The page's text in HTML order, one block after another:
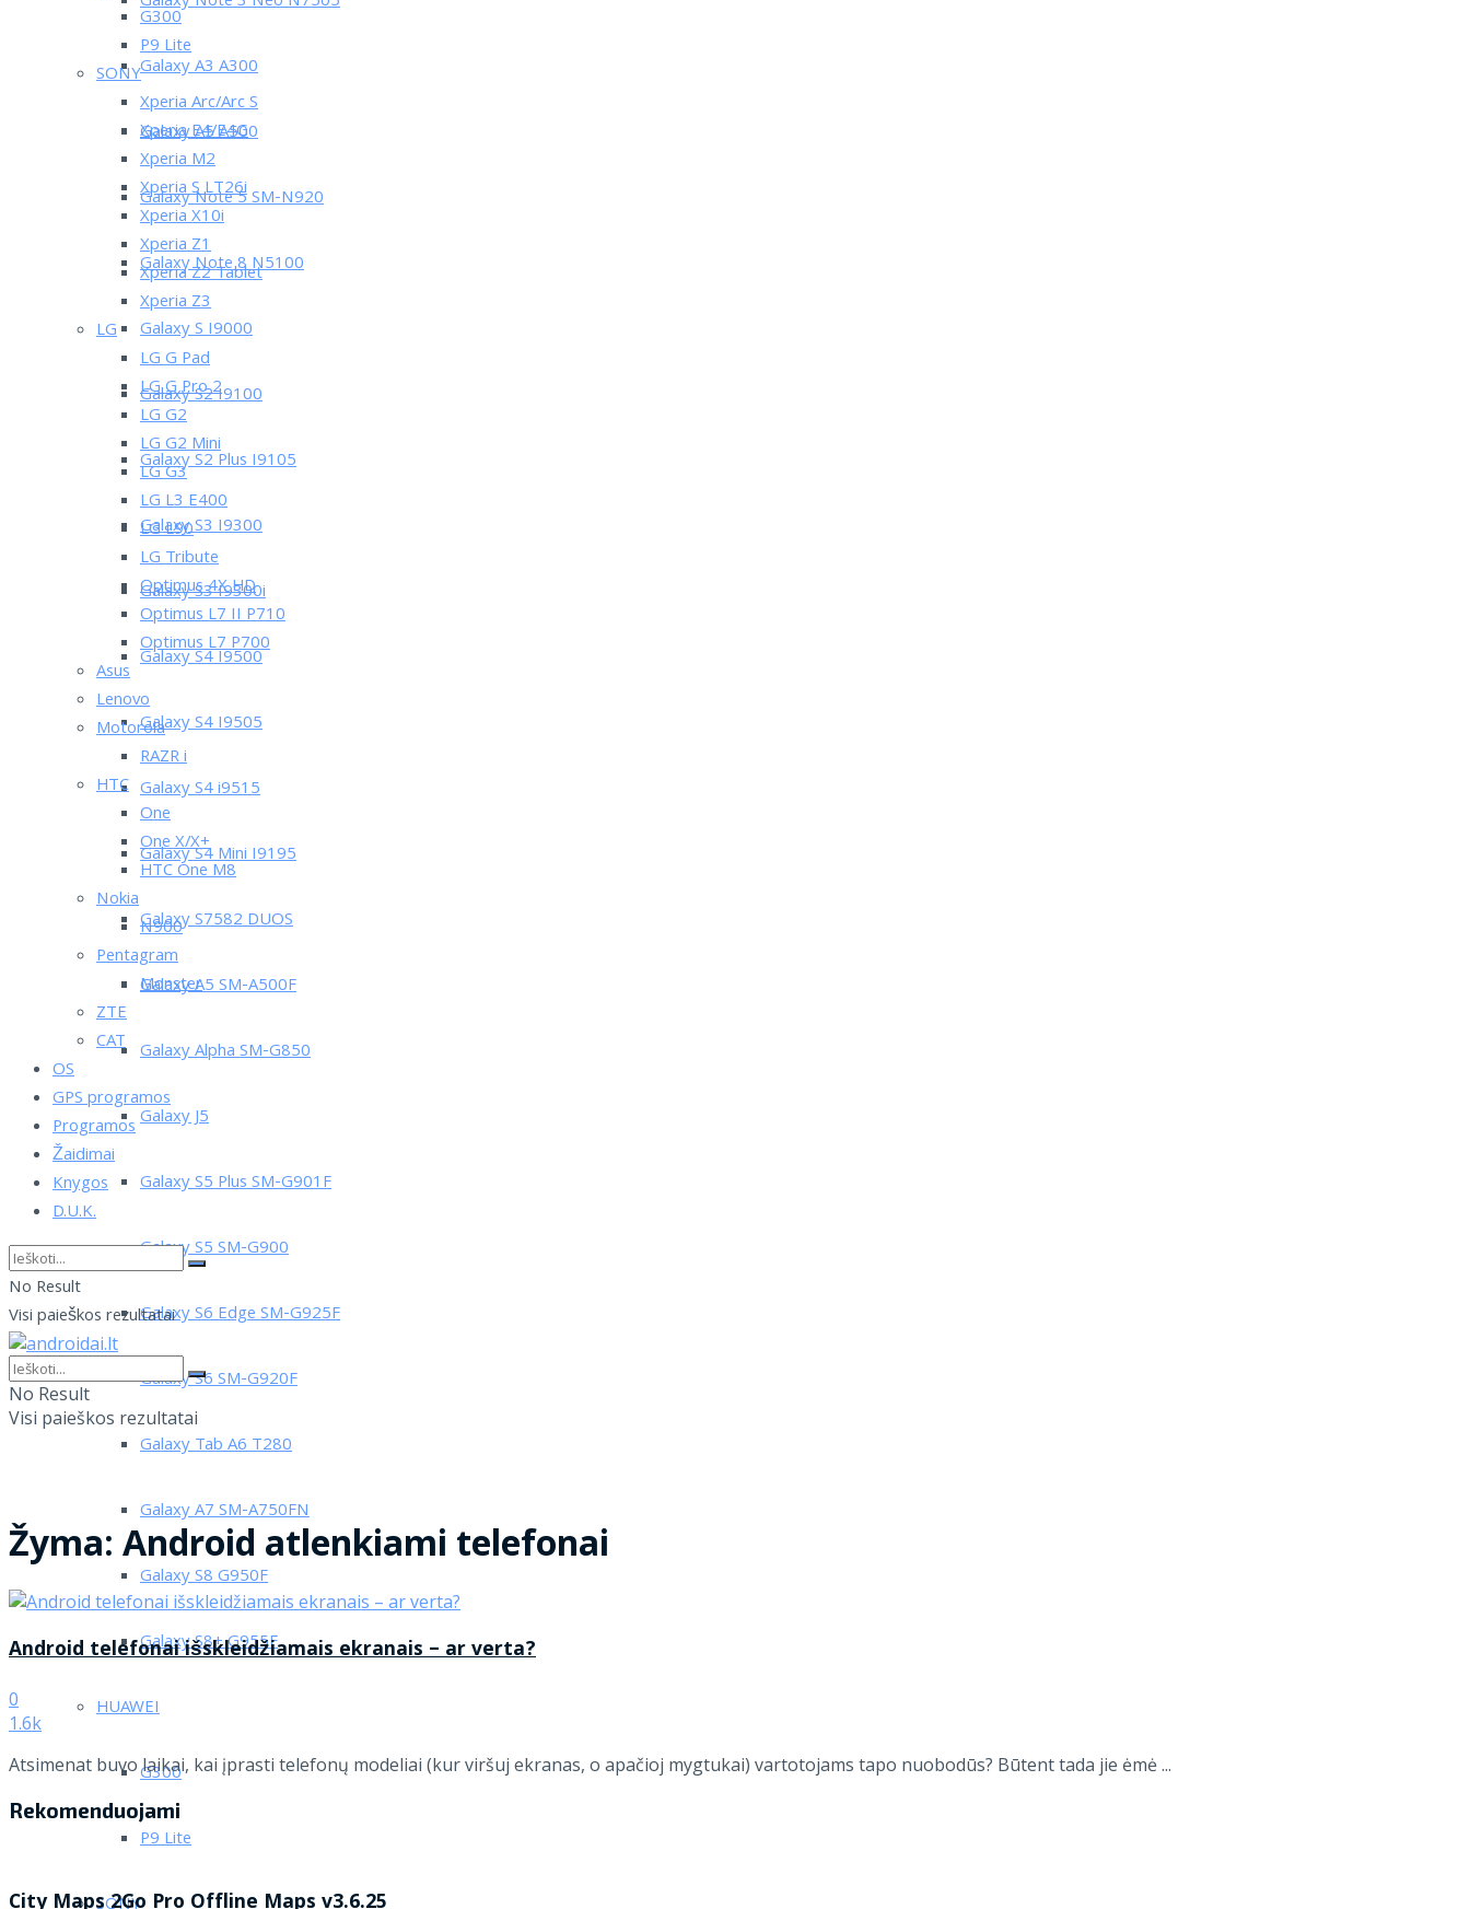
Galaxy A3 A300
Galaxy A5 A500
Galaxy Note 5 SM-N920
Galaxy Note 8 N5100
Galaxy S I9000
Galaxy S2 I9100
Galaxy S2 Plus I9105
Galaxy S3 I9300
Galaxy S3 I9300i
Galaxy S4 I9500
Galaxy S4 I9505
Galaxy S4 i9515
Galaxy S4 Mini I9195
Galaxy S7582 DUOS
Galaxy A5 SM-A500F
Galaxy Alpha SM-G850
Galaxy J5
Galaxy S5 Plus SM-G901F
Galaxy S5 SM-G900
Galaxy S6 Edge SM-G925F
Galaxy S6 SM-G920F
Galaxy Tab A6 T280
Galaxy A7 SM-A750FN
Galaxy S8 G950F
Galaxy S8+ G955F
HUAWEI
G300
P9 Lite
G300
P9 Lite
SONY
Xperia Arc/Arc S
Xperia E4/E4G
Xperia M2
Xperia S LT26i
Xperia X10i
Xperia Z1
Xperia Z2 Tablet
Xperia Z3
LG
LG G Pad
LG G Pro 2
LG G2
LG G2 Mini
LG G3
LG L3 E400
LG L90
LG Tribute
Optimus 4X HD
Optimus L7 II P710
Optimus L7 P700
Asus
Lenovo
Motorola
RAZR i
HTC
One
One X/X+
HTC One M8
Nokia
N900
Pentagram
Monster
ZTE
CAT
OS
GPS programos
Programos
Žaidimai
Knygos
D.U.K.
No Result
Visi paieškos rezultatai
No Result
Visi paieškos rezultatai
Žyma: Android atlenkiami telefonai
Android telefonai išskleidžiamais ekranais – ar verta?
0
1.6k
Atsimenat buvo laikai, kai įprasti telefonų modeliai (kur viršuj ekranas, o apačioj mygtukai) vartotojams tapo nuobodūs? Būtent tada jie ėmė ...
Rekomenduojami